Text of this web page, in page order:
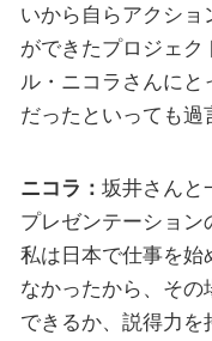
いから自らアクショ
ができたプロジェ
ル・ニコラさんに
だったといっても過
ニコラ： 坂井さんと
プレゼンテーション
私は日本で仕事を始
なかったから、そ
できるか、説得力を